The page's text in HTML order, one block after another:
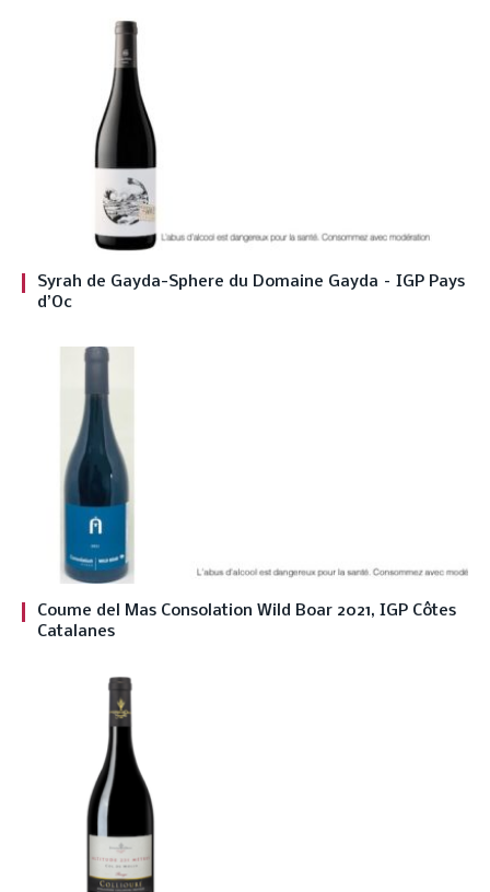
Syrah de Gayda-Sphere du Domaine Gayda – IGP Pays
d’Oc
Coume del Mas Consolation Wild Boar 2021, IGP Côtes
Catalanes